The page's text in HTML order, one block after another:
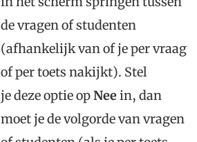
de vragen of studenten
(afhankelijk van of je per vraag
of per toets nakijkt). Stel
je deze optie opNeein, dan
moet je de volgorde van vragen